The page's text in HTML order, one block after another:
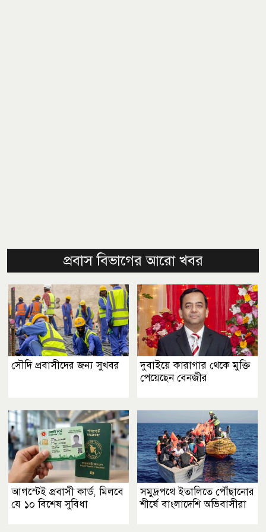
প্রবাস বিভাগের আরো খবর
সৌদি প্রবাসীদের জন্য সুখবর
দুবাইয়ে কারাগার থেকে মুক্তি
পেয়েছেন বেনজীর
আগস্টেই প্রবাসী কার্ড, মিলবে
যে ১০ বিশেষ সুবিধা
সমুদ্রপথে ইতালিতে পৌঁছানোর
শীর্ষে বাংলাদেশি অভিবাসীরা